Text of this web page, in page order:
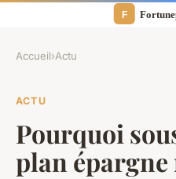
Accueil›Actu
ACTU
Pourquoi
plan épargne